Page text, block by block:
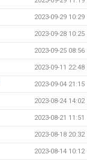
2023-09-29 10:29
2023-09-28 10:25
2023-09-25 08:56
2023-09-11 22:48
2023-09-04 21:15
2023-08-24 14:02
2023-08-21 11:51
2023-08-18 20:32
2023-08-14 10:12